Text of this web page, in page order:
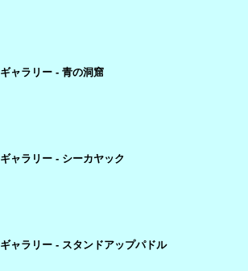
ギャラリー - 青の洞窟
ギャラリー - シーカヤック
ギャラリー - スタンドアップパドル